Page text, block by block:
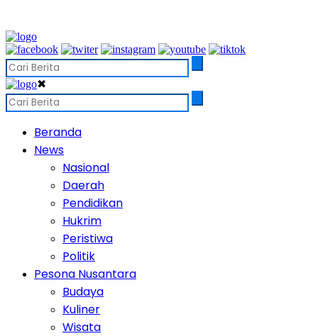
✖
Beranda
News
Nasional
Daerah
Pendidikan
Hukrim
Peristiwa
Politik
Pesona Nusantara
Budaya
Kuliner
Wisata